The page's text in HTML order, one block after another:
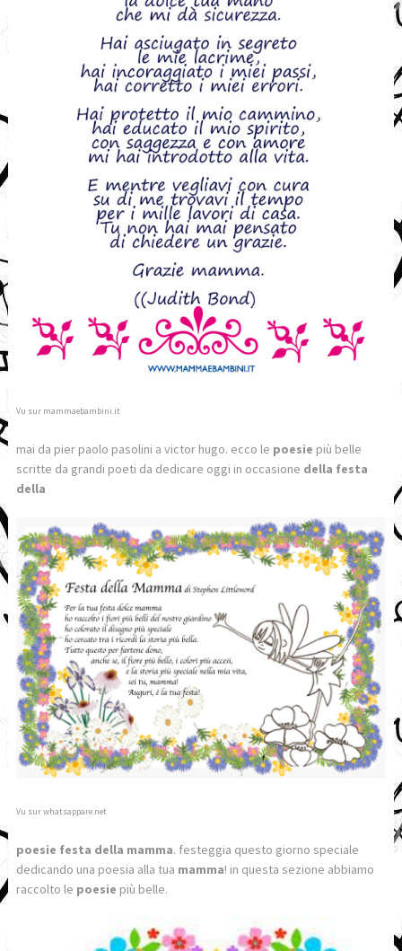
Vu sur mammaebambini.it
mai da pier paolo pasolini a victor hugo. ecco le poesie più belle
scritte da grandi poeti da dedicare oggi in occasione della festa
della
Vu sur whatsappare.net
poesie festa della mamma. festeggia questo giorno speciale
dedicando una poesia alla tua mamma! in questa sezione abbiamo
raccolto le poesie più belle.